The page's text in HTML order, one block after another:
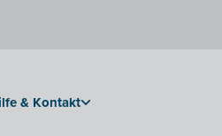
& Kontakt